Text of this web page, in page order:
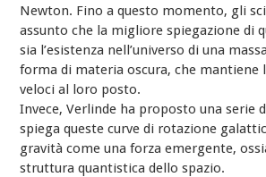
Newton. Fino a questo momento, gli
assunto che la migliore spiegazione di
sia l’esistenza nell’universo di una
forma di materia oscura, che mantiene
veloci al loro posto.
Invece, Verlinde ha proposto una serie
spiega queste curve di rotazione
gravità come una forza emergente,
struttura quantistica dello spazio.